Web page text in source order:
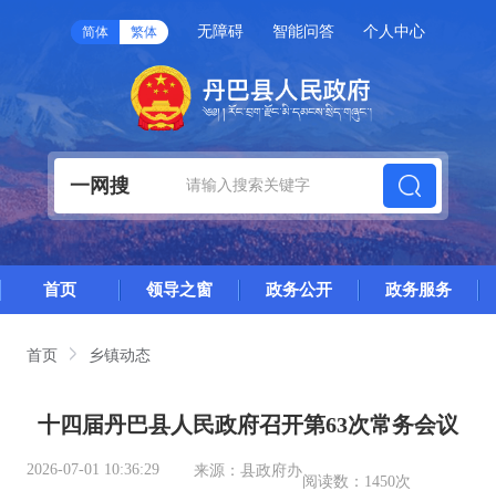
简体 繁体 无障碍 智能问答 个人中心
一网搜
首页 领导之窗 政务公开 政务服务
首页 乡镇动态
十四届丹巴县人民政府召开第63次常务会议
2026-07-01 10:36:29 来源： 县政府办
阅读数： 1450次